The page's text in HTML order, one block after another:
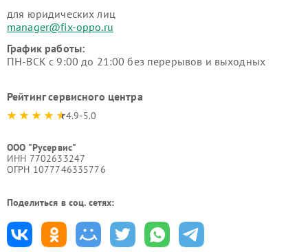
для юридических лиц
manager@fix-oppo.ru
График работы:
ПН-ВСК с 9:00 до 21:00 без перерывов и выходных
Рейтинг сервисного центра
4.9-5.0
ООО "Русервис"
ИНН 7702633247
ОГРН 1077746335776
Поделиться в соц. сетях: